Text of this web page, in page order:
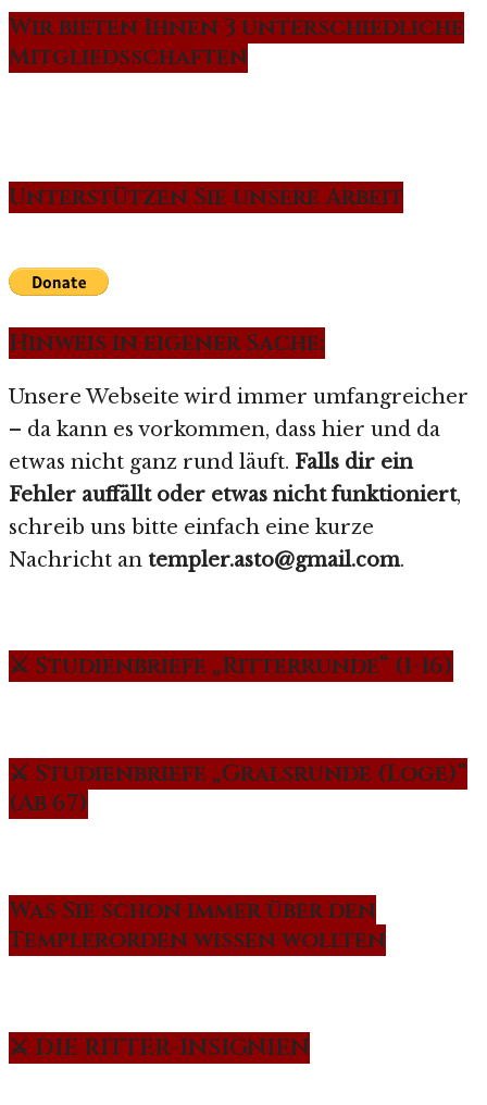
Wir bieten Ihnen 3 unterschiedliche
Mitgliedsschaften
Unterstützen Sie unsere Arbeit
Hinweis in eigener Sache:
Unsere Webseite wird immer umfangreicher
– da kann es vorkommen, dass hier und da
etwas nicht ganz rund läuft. Falls dir ein
Fehler auffällt oder etwas nicht funktioniert,
schreib uns bitte einfach eine kurze
Nachricht an templer.asto@gmail.com.
⚔️ Studienbriefe „Ritterrunde“ (1-16)
⚔️ Studienbriefe „Gralsrunde (Loge)“
(Ab 67)
Was Sie schon immer über den
Templerorden wissen wollten
⚔️ DIE RITTER-INSIGNIEN